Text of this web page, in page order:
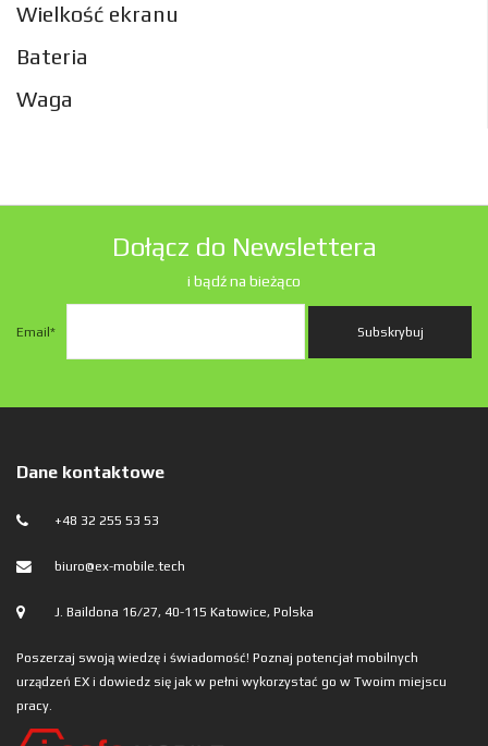
Wielkość ekranu
Bateria
Waga
Dołącz do Newslettera
i bądź na bieżąco
Email *
Dane kontaktowe
+48 32 255 53 53
biuro@ex-mobile.tech
J. Baildona 16/27, 40-115 Katowice, Polska
Poszerzaj swoją wiedzę i świadomość! Poznaj potencjał mobilnych
urządzeń EX i dowiedz się jak w pełni wykorzystać go w Twoim miejscu
pracy.